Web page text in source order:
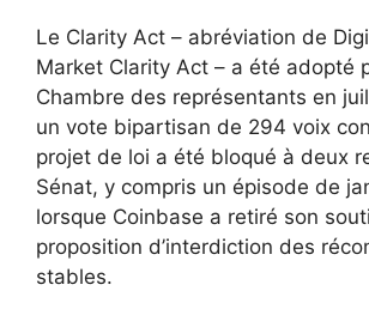
Le Clarity Act – abréviation de
Market Clarity Act – a été adopté
Chambre des représentants en
un vote bipartisan de 294 voix
projet de loi a été bloqué à deux
Sénat, y compris un épisode de
lorsque Coinbase a retiré son
proposition d’interdiction des
stables.